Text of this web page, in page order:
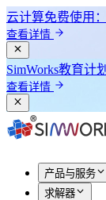
云计算免费使用
查看详情
SimWorks教育计划
查看详情
产品与服务
求解器